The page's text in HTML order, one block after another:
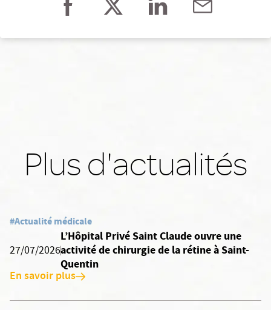
Plus d'actualités
#Actualité médicale
27/07/2026
L’Hôpital Privé Saint Claude ouvre une
activité de chirurgie de la rétine à Saint-
Quentin
En savoir plus